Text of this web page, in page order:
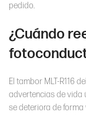
pedido.
¿Cuándo
El tambor MLT-R116
advertencias de vida
se deteriora de forma